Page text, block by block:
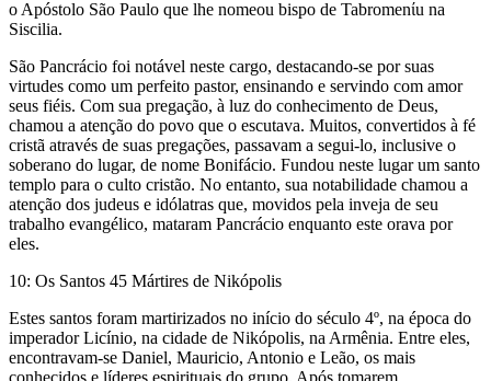
o Apóstolo São Paulo que lhe nomeou bispo de Tabromenίu na
Siscilia.
São Pancrácio foi notável neste cargo, destacando-se por suas
virtudes como um perfeito pastor, ensinando e servindo com amor
seus fiéis. Com sua pregação, à luz do conhecimento de Deus,
chamou a atenção do povo que o escutava. Muitos, convertidos à fé
cristã através de suas pregações, passavam a segui-lo, inclusive o
soberano do lugar, de nome Bonifácio. Fundou neste lugar um santo
templo para o culto cristão. No entanto, sua notabilidade chamou a
atenção dos judeus e idólatras que, movidos pela inveja de seu
trabalho evangélico, mataram Pancrácio enquanto este orava por
eles.
10: Os Santos 45 Mártires de Nikópolis
Estes santos foram martirizados no início do século 4º, na época do
imperador Licínio, na cidade de Nikópolis, na Armênia. Entre eles,
encontravam-se Daniel, Mauricio, Antonio e Leão, os mais
conhecidos e líderes espirituais do grupo. Após tomarem